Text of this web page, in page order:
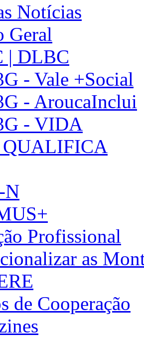
Notícias
Geral
| DLBC
- Vale +Social
- AroucaInclui
- VIDA
QUALIFICA
N
Profissional
as
de Cooperação